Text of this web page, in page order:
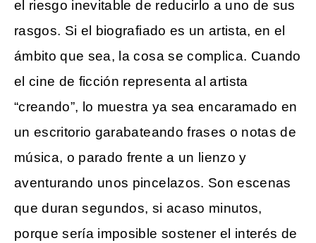
el riesgo inevitable de reducirlo a uno de sus
rasgos. Si el biografiado es un artista, en el
ámbito que sea, la cosa se complica. Cuando
el cine de ficción representa al artista
“creando”, lo muestra ya sea encaramado en
un escritorio garabateando frases o notas de
música, o parado frente a un lienzo y
aventurando unos pincelazos. Son escenas
que duran segundos, si acaso minutos,
porque sería imposible sostener el interés de